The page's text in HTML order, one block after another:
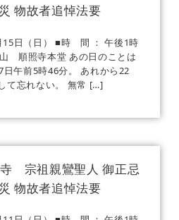
物故者追悼法要
日（日） ■時 間 ： 午後1時
順照寺本堂 あの日のことは
午前5時46分。 あれから22
て忘れない。 無常 […]
宗祖親鸞聖人 御正忌
物故者追悼法要